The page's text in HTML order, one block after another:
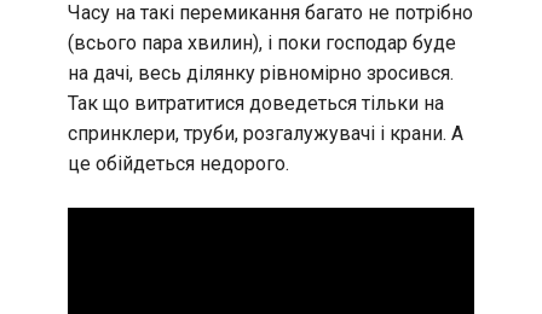
Часу на такі перемикання багато не потрібно
(всього пара хвилин), і поки господар буде
на дачі, весь ділянку рівномірно зросився.
Так що витратитися доведеться тільки на
спринклери, труби, розгалужувачі і крани. А
це обійдеться недорого.